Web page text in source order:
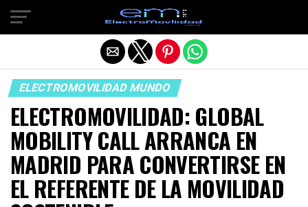
ELECTROMOVILIDAD MUNDO
ELECTROMOVILIDAD: GLOBAL
MOBILITY CALL ARRANCA EN
MADRID PARA CONVERTIRSE EN
EL REFERENTE DE LA MOVILIDAD
Salir de la versión móvil